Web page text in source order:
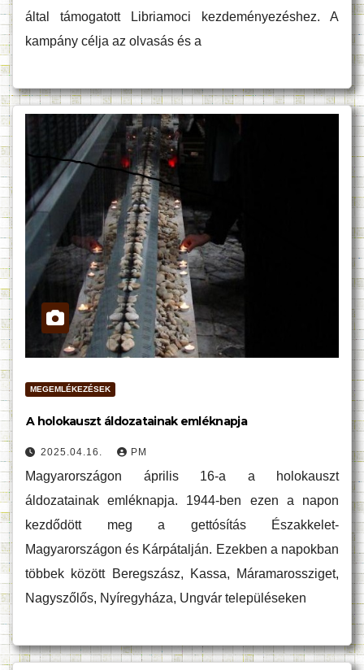
által támogatott Libriamoci kezdeményezéshez. A
kampány célja az olvasás és a
MEGEMLÉKEZÉSEK
A holokauszt áldozatainak emléknapja
2025.04.16. PM
Magyarországon április 16-a a holokauszt
áldozatainak emléknapja. 1944-ben ezen a napon
kezdődött meg a gettósítás Északkelet-
Magyarországon és Kárpátalján. Ezekben a napokban
többek között Beregszász, Kassa, Máramarossziget,
Nagyszőlős, Nyíregyháza, Ungvár településeken